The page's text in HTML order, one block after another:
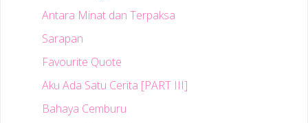
Antara Minat dan Terpaksa
Sarapan
Favourite Quote
Aku Ada Satu Cerita [PART III]
Bahaya Cemburu